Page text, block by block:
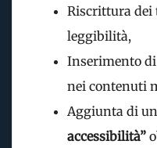
Riscrittura dei
leggibilità,
Inserimento
nei contenuti
Aggiunta di un
accessibilità”